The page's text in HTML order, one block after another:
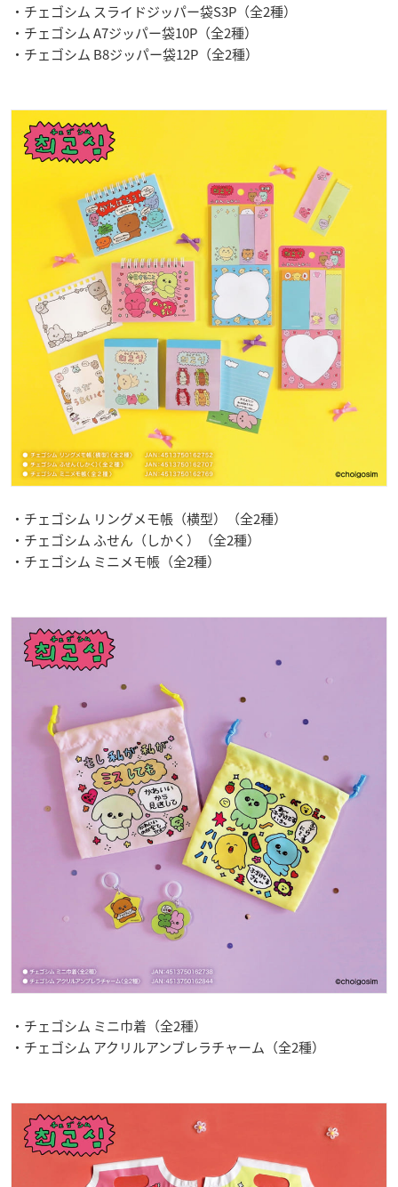
・チェゴシム スライドジッパー袋S3P（全2種）
・チェゴシム A7ジッパー袋10P（全2種）
・チェゴシム B8ジッパー袋12P（全2種）
・チェゴシム リングメモ帳（横型）（全2種）
・チェゴシム ふせん（しかく）（全2種）
・チェゴシム ミニメモ帳（全2種）
・チェゴシム ミニ巾着（全2種）
・チェゴシム アクリルアンブレラチャーム（全2種）